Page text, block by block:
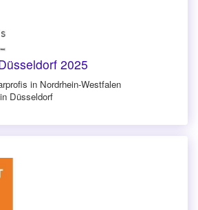
2025
in Nordrhein-Westfalen
Düsseldorf